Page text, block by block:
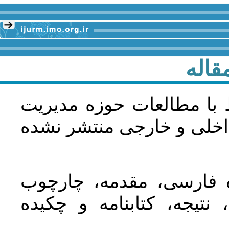
با مطالعات حوزه مديريت
و خارجی منتشر نشده
فارسی، مقدمه، چارچوب
کتابنامه و چکیده